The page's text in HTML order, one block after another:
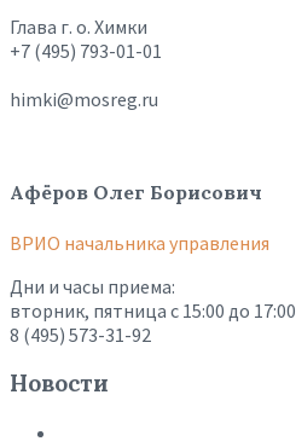
Глава г. о. Химки
+7 (495) 793-01-01
himki@mosreg.ru
Афёров Олег Борисович
ВРИО начальника управления
Дни и часы приема:
вторник, пятница с 15:00 до 17:00
8 (495) 573-31-92
Новости